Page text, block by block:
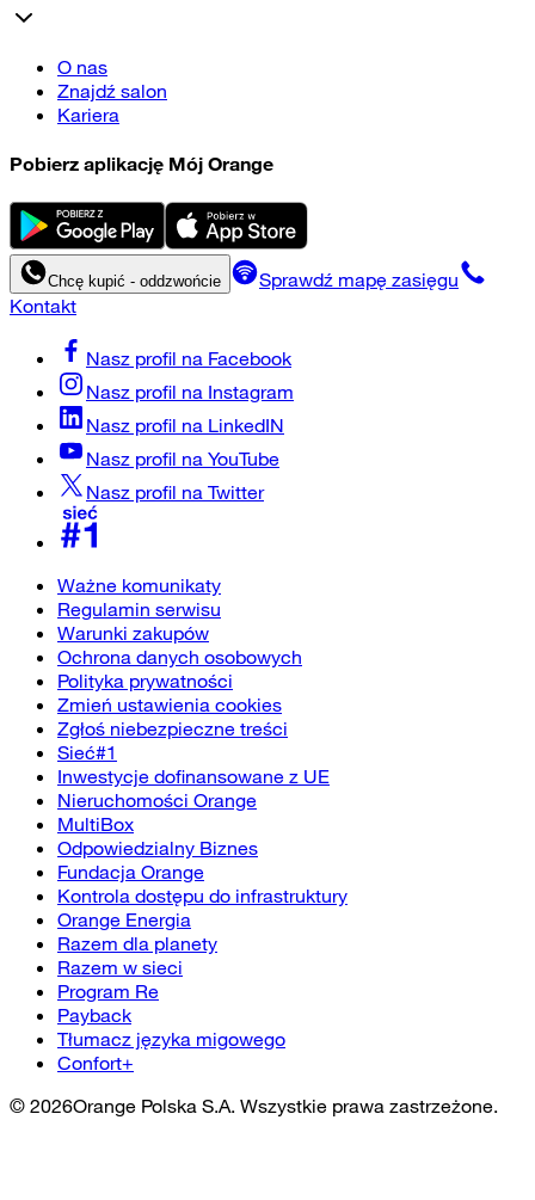
O nas
Znajdź salon
Kariera
Pobierz aplikację Mój Orange
Chcę kupić - oddzwońcie
Sprawdź mapę zasięgu
Kontakt
Nasz profil na Facebook
Nasz profil na Instagram
Nasz profil na LinkedIN
Nasz profil na YouTube
Nasz profil na Twitter
Ważne komunikaty
Regulamin serwisu
Warunki zakupów
Ochrona danych osobowych
Polityka prywatności
Zmień ustawienia cookies
Zgłoś niebezpieczne treści
Sieć#1
Inwestycje dofinansowane z UE
Nieruchomości Orange
MultiBox
Odpowiedzialny Biznes
Fundacja Orange
Kontrola dostępu do infrastruktury
Orange Energia
Razem dla planety
Razem w sieci
Program Re
Payback
Tłumacz języka migowego
Confort+
© 2026Orange Polska S.A. Wszystkie prawa zastrzeżone.